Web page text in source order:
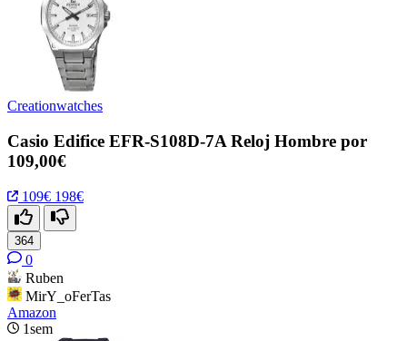
Creationwatches
Casio Edifice EFR-S108D-7A Reloj Hombre por
109,00€
109€ 198€
364
0
Ruben
MirY_oFerTas
Amazon
1sem